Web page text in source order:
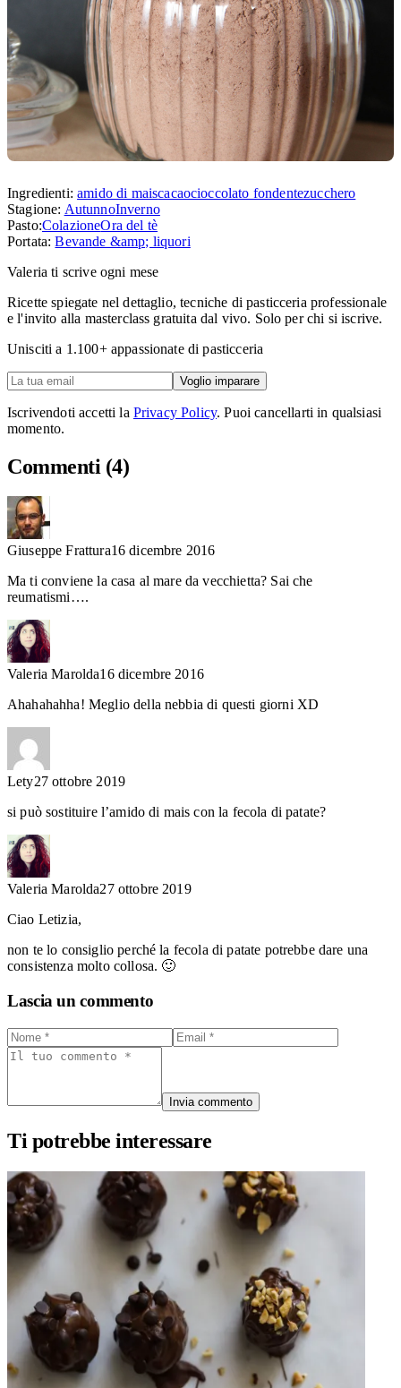
Ingredienti:amido di maiscacaocioccolato fondentezucchero
Stagione: AutunnoInverno
Pasto:ColazioneOra del tè
Portata:Bevande &amp; liquori
Valeria ti scrive ogni mese
Ricette spiegate nel dettaglio, tecniche di pasticceria professionale
e l'invito alla masterclass gratuita dal vivo. Solo per chi si iscrive.
Unisciti a 1.100+ appassionate di pasticceria
Voglio imparare
Iscrivendoti accetti la Privacy Policy. Puoi cancellarti in qualsiasi
momento.
Commenti (4)
Giuseppe Frattura16 dicembre 2016
Ma ti conviene la casa al mare da vecchietta? Sai che
reumatismi….
Valeria Marolda16 dicembre 2016
Ahahahahha! Meglio della nebbia di questi giorni XD
Lety27 ottobre 2019
si può sostituire l’amido di mais con la fecola di patate?
Valeria Marolda27 ottobre 2019
Ciao Letizia,
non te lo consiglio perché la fecola di patate potrebbe dare una
consistenza molto collosa. 🙂
Lascia un commento
Invia commento
Ti potrebbe interessare